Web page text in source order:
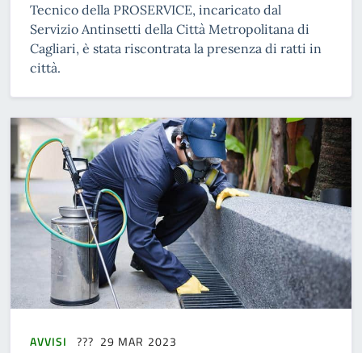
Tecnico della PROSERVICE, incaricato dal
Servizio Antinsetti della Città Metropolitana di
Cagliari, è stata riscontrata la presenza di ratti in
città.
AVVISI 29 MAR 2023